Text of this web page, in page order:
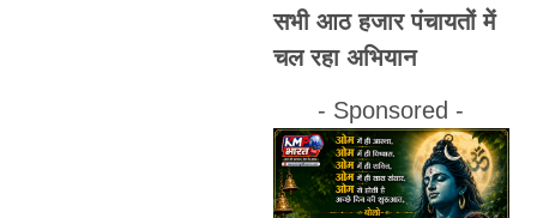
सभी आठ हजार पंचायतों में
चल रहा अभियान
- Sponsored -